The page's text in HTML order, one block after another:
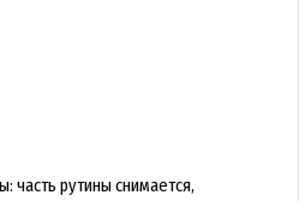
часть рутины снимается,